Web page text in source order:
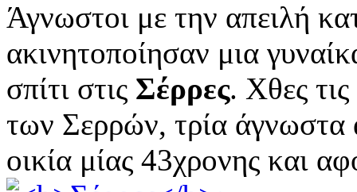
Άγνωστοι με την απειλή
ακινητοποίησαν μια
σπίτι στις Σέρρες. Χθες
των Σερρών, τρία
οικία μίας 43χρονης και